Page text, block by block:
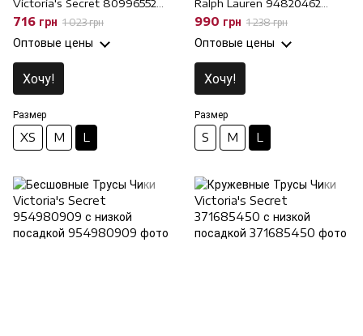
Victoria's Secret 809965528
черные, L
716 грн 1 023 грн
Оптовые цены
Хочу!
Размер
XS M L
Ralph Lauren 94820462
белые, L
990 грн 1 238 грн
Оптовые цены
Хочу!
Размер
S M L